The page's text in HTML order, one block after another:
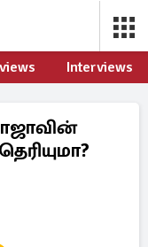
Interviews